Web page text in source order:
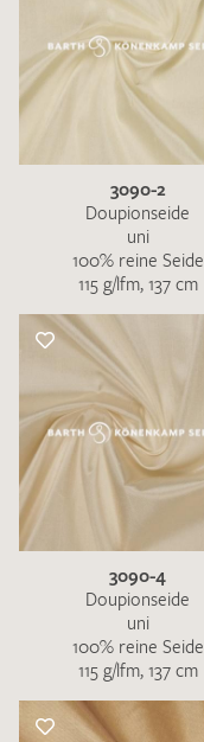
3090-2
Doupionseide
uni
100% reine Seide
115 g/lfm, 137 cm
3090-4
Doupionseide
uni
100% reine Seide
115 g/lfm, 137 cm